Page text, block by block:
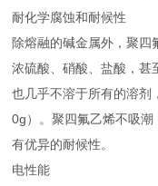
耐化学腐蚀和耐候性
除熔融的碱金属外，聚
浓硫酸、硝酸、盐酸，甚
也几乎不溶于所有的溶
0g）。聚四氟乙烯不吸
有优异的耐候性。
电性能